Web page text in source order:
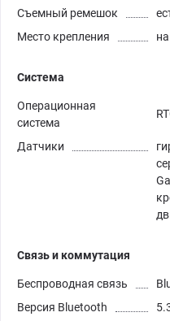
Съемный ремешок
Место крепления
Система
Операционная
система
Датчики
Связь и коммутация
Беспроводная связь
Версия Bluetooth